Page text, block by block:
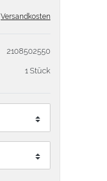
Versandkosten
2108502550
1 Stück